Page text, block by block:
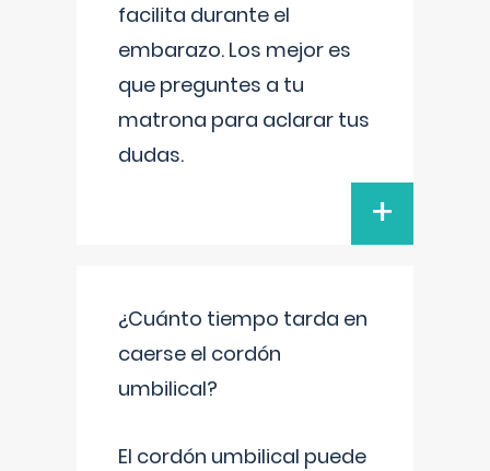
facilita durante el
embarazo. Los mejor es
que preguntes a tu
matrona para aclarar tus
dudas.
+
¿Cuánto tiempo tarda en
caerse el cordón
umbilical?
El cordón umbilical puede